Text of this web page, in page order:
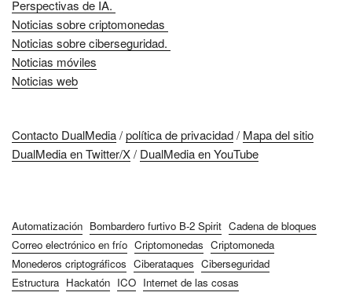
Perspectivas de IA.
Noticias sobre criptomonedas
Noticias sobre ciberseguridad.
Noticias móviles
Noticias web
Contacto DualMedia/política de privacidad/ Mapa del sitio
DualMedia en Twitter/X/ DualMedia en YouTube
Automatización Bombardero furtivo B-2 Spirit Cadena de bloques
Correo electrónico en frío Criptomonedas Criptomoneda
Monederos criptográficos Ciberataques Ciberseguridad
Estructura Hackatón ICO Internet de las cosas